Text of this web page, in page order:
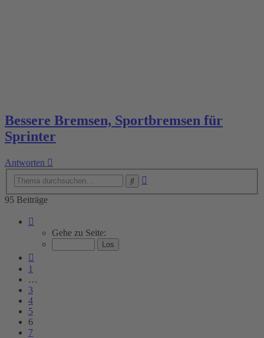
Bessere Bremsen, Sportbremsen für
Sprinter
Antworten
95 Beiträge
von
Gehe zu Seite:
1
…
3
4
5
6
7